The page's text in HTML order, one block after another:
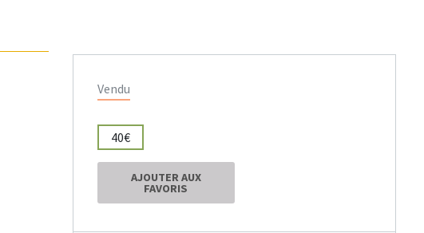
Vendu
40€
AJOUTER AUX
FAVORIS